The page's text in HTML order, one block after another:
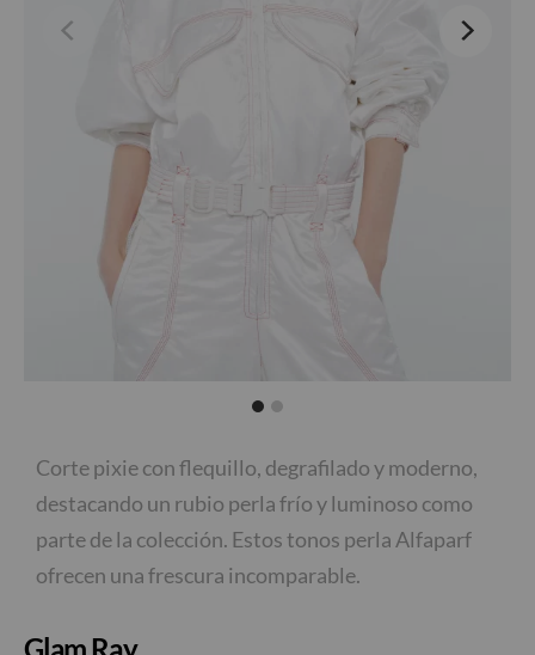
Corte pixie con flequillo, degrafilado y moderno,
destacando un rubio perla frío y luminoso como
parte de la colección. Estos tonos perla Alfaparf
ofrecen una frescura incomparable.
Glam Ray